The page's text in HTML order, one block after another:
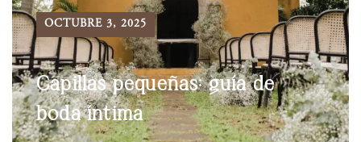
OCTUBRE 3, 2025
Capillas pequeñas: guía de
boda íntima